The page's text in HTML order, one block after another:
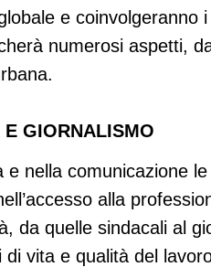
e coinvolgeranno
numerosi aspetti,
GIORNALISMO
e nella comunicazione
alla
da quelle sindacali al
di vita e qualità del